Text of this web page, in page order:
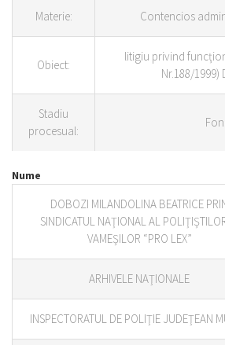
Materie: Contencios
Obiect:
litigiu privind
Nr.188/1999)
Stadiu
procesual:
Nume
DOBOZI MILANDOLINA BEATRICE
SINDICATUL NAŢIONAL AL
VAMEŞILOR “PRO LEX”
ARHIVELE NAŢIONALE
INSPECTORATUL DE POLIŢIE JUDEŢEAN